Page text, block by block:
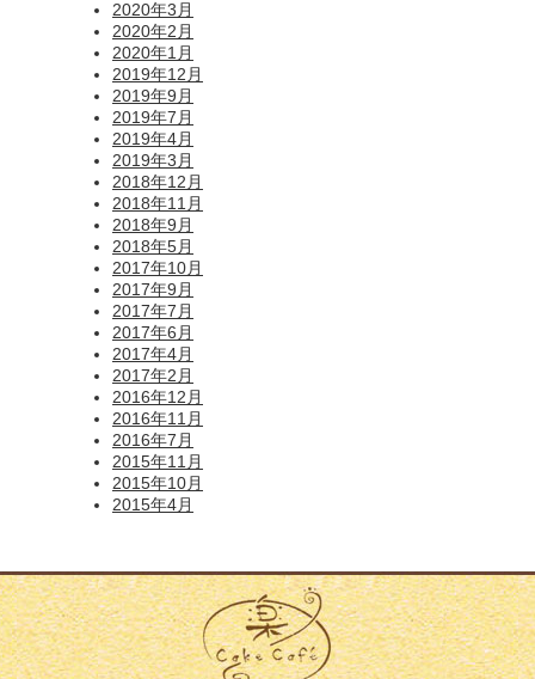
2020年3月
2020年2月
2020年1月
2019年12月
2019年9月
2019年7月
2019年4月
2019年3月
2018年12月
2018年11月
2018年9月
2018年5月
2017年10月
2017年9月
2017年7月
2017年6月
2017年4月
2017年2月
2016年12月
2016年11月
2016年7月
2015年11月
2015年10月
2015年4月